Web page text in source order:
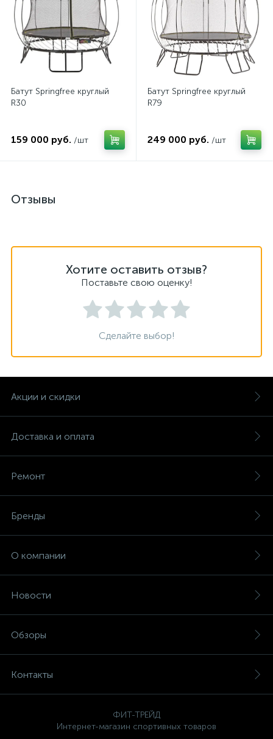
Батут Springfree круглый
R30
159 000 руб. /шт
Батут Springfree круглый
R79
249 000 руб. /шт
Отзывы
Хотите оставить отзыв?
Поставьте свою оценку!
Сделайте выбор!
Акции и скидки
Доставка и оплата
Ремонт
Бренды
О компании
Новости
Обзоры
Контакты
ФИТ-ТРЕЙД
Интернет-магазин спортивных товаров